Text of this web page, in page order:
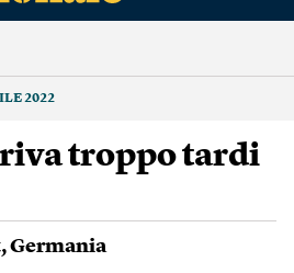
2022
troppo tardi
,Germania